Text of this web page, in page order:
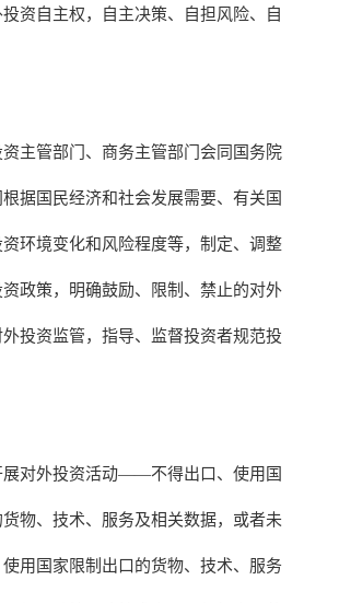
资自主权，自主决策、自担风险、自
资主管部门、商务主管部门会同国务院
据国民经济和社会发展需要、有关国
环境变化和风险程度等，制定、调整
政策，明确鼓励、限制、禁止的对外
投资监管，指导、监督投资者规范投
展对外投资活动——不得出口、使用国
物、技术、服务及相关数据，或者未
用国家限制出口的货物、技术、服务